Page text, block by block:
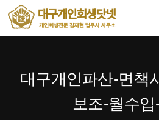
용
으
메뉴 건너뛰기
대구개인파산-면책
보조-월수